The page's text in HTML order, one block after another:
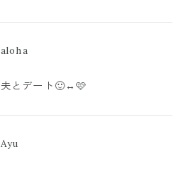
aloha
夫とデート🙂‍↔️🩷
Ayu